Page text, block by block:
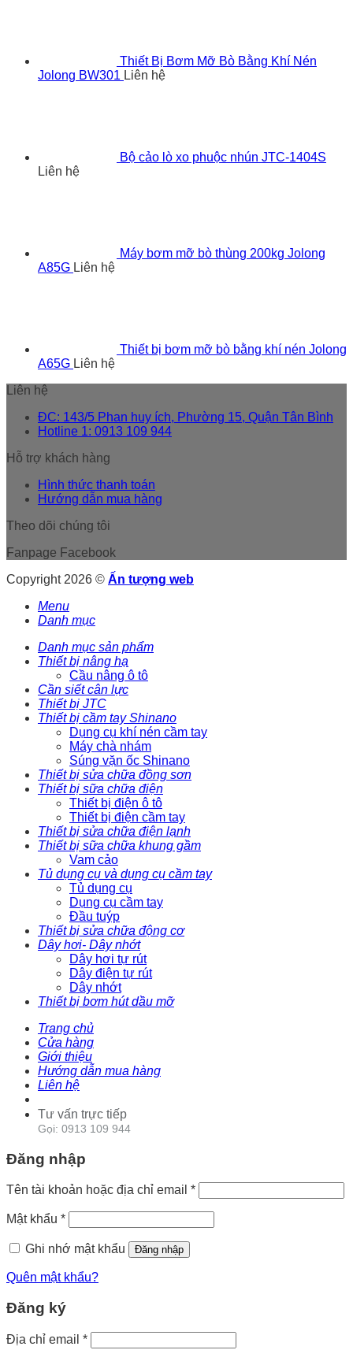
Thiết Bị Bơm Mỡ Bò Bằng Khí Nén
Jolong BW301 Liên hệ
Bộ cảo lò xo phuộc nhún JTC-1404S
Liên hệ
Máy bơm mỡ bò thùng 200kg Jolong
A85G Liên hệ
Thiết bị bơm mỡ bò bằng khí nén Jolong
A65G Liên hệ
Liên hệ
ĐC: 143/5 Phan huy ích, Phường 15, Quận Tân Bình
Hotline 1: 0913 109 944
Hỗ trợ khách hàng
Hình thức thanh toán
Hướng dẫn mua hàng
Theo dõi chúng tôi
Fanpage Facebook
Copyright 2026 © Ấn tượng web
Menu
Danh mục
Danh mục sản phẩm
Thiết bị nâng hạ
Cầu nâng ô tô
Cần siết cân lực
Thiết bị JTC
Thiết bị cầm tay Shinano
Dụng cụ khí nén cầm tay
Máy chà nhám
Súng vặn ốc Shinano
Thiết bị sửa chữa đồng sơn
Thiết bị sữa chữa điện
Thiết bị điện ô tô
Thiết bị điện cầm tay
Thiết bị sửa chữa điện lạnh
Thiết bị sữa chữa khung gầm
Vam cảo
Tủ dụng cụ và dụng cụ cầm tay
Tủ dụng cụ
Dụng cụ cầm tay
Đầu tuýp
Thiết bị sửa chữa động cơ
Dây hơi- Dây nhớt
Dây hơi tự rút
Dây điện tự rút
Dây nhớt
Thiết bị bơm hút dầu mỡ
Trang chủ
Cửa hàng
Giới thiệu
Hướng dẫn mua hàng
Liên hệ
Tư vấn trực tiếp
Gọi: 0913 109 944
Đăng nhập
Tên tài khoản hoặc địa chỉ email *
Mật khẩu *
Ghi nhớ mật khẩu Đăng nhập
Quên mật khẩu?
Đăng ký
Địa chỉ email *